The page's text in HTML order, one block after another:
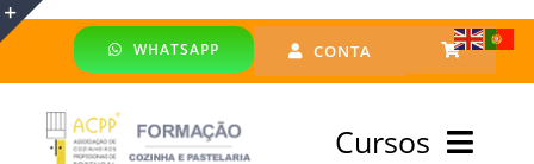
Skip
WHATSAPP CONTA
Cursos